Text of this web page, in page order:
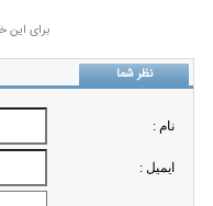
برای
نظر شما
نام :
ايميل :